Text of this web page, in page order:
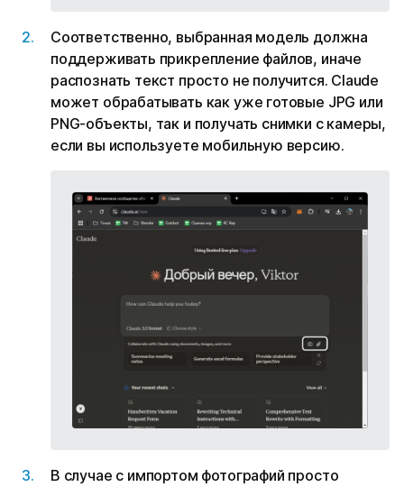
Соответственно, выбранная модель должна
поддерживать прикрепление файлов, иначе
распознать текст просто не получится. Claude
может обрабатывать как уже готовые JPG или
PNG-объекты, так и получать снимки с камеры,
если вы используете мобильную версию.
В случае с импортом фотографий просто